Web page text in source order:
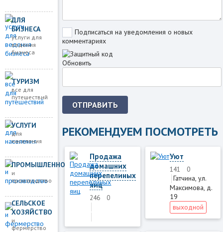
ДЛЯ
БИЗНЕСА
услуги для
ведения
бизнеса
ТУРИЗМ
все для
путешествий
УСЛУГИ
для
населения
ПРОМЫШЛЕННОСТЬ
и
производство
СЕЛЬСКОЕ
ХОЗЯЙСТВО
и
фермерство
Подписаться на уведомления о новых
комментариях
Обновить
ОТПРАВИТЬ
РЕКОМЕНДУЕМ ПОСМОТРЕТЬ
Продажа
домашних
перепелиных
яиц
246 0
Уют
141 0
Гатчина, ул.
Максимова, д.
19
выходной